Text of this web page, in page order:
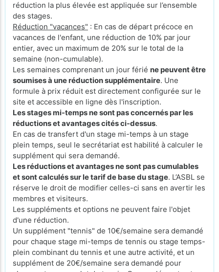
réduction la plus élevée est appliquée sur l’ensemble
des stages.
Réduction "vacances" : En cas de départ précoce en
vacances de l'enfant, une réduction de 10% par jour
entier, avec un maximum de 20% sur le total de la
semaine (non-cumulable).
Les semaines comprenant un jour férié ne peuvent être
soumises à une réduction supplémentaire. Une
formule à prix réduit est directement configurée sur le
site et accessible en ligne dès l'inscription.
Les stages mi-temps ne sont pas concernés par les
réductions et avantages cités ci-dessus.
En cas de transfert d'un stage mi-temps à un stage
plein temps, seul le secrétariat est habilité à calculer le
supplément qui sera demandé.
Les réductions et avantages ne sont pas cumulables
et sont calculés sur le tarif de base du stage. L’ASBL se
réserve le droit de modifier celles-ci sans en avertir les
membres et visiteurs.
Les suppléments et options ne peuvent faire l'objet
d'une réduction.
Un supplément "tennis" de 10€/semaine sera demandé
pour chaque stage mi-temps de tennis ou stage temps-
plein combinant du tennis et une autre activité, et un
supplément de 20€/semaine sera demandé pour